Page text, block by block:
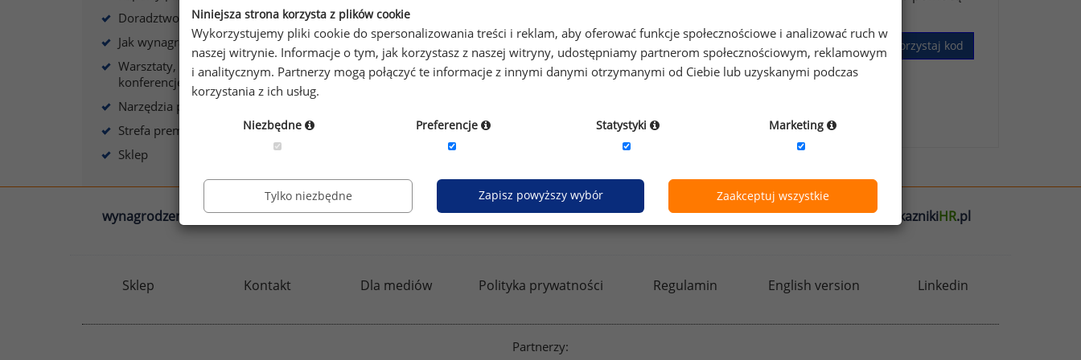
Doradztwo płacowe
Jak wynagradzać?
Warsztaty, szkolenia,
konferencje
Narzędzia płacowe
Strefa premium
Sklep
sprawdzić raporty dla pozostałych.
Wykorzystaj kod
wynagrodzenia.pl sedlak.pl kfw.sedlak.pl rynekpracy.pl raportyplacowe.pl badaniaHR.pl wskaznikiHR.pl
Sklep Kontakt Dla mediów Polityka prywatności Regulamin English version Linkedin
Partnerzy:
Niniejsza strona korzysta z plików cookie
Wykorzystujemy pliki cookie do spersonalizowania treści i reklam, aby oferować funkcje społecznościowe i analizować ruch w
naszej witrynie. Informacje o tym, jak korzystasz z naszej witryny, udostępniamy partnerom społecznościowym, reklamowym
i analitycznym. Partnerzy mogą połączyć te informacje z innymi danymi otrzymanymi od Ciebie lub uzyskanymi podczas
korzystania z ich usług.
Niezbędne Preferencje Statystyki Marketing
Tylko niezbędne Zapisz powyższy wybór Zaakceptuj wszystkie